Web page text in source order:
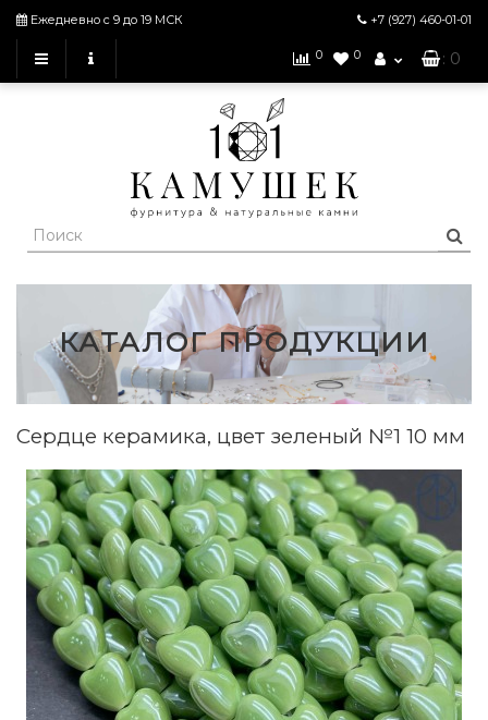
Ежедневно с 9 до 19 МСК +7 (927) 460-01-01
0 0 : 0
КАТАЛОГ ПРОДУКЦИИ
Сердце керамика, цвет зеленый №1 10 мм